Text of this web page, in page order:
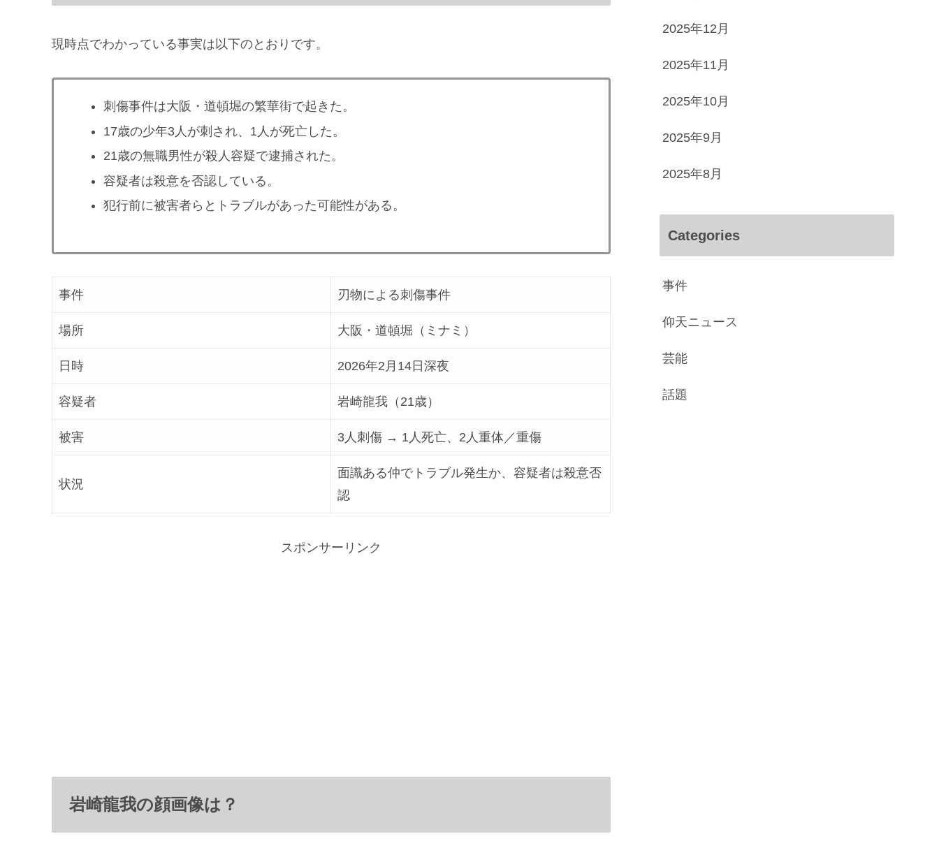
現時点でわかっている事実は以下のとおりです。
刺傷事件は大阪・道頓堀の繁華街で起きた。
17歳の少年3人が刺され、1人が死亡した。
21歳の無職男性が殺人容疑で逮捕された。
容疑者は殺意を否認している。
犯行前に被害者らとトラブルがあった可能性がある。
事件 刃物による刺傷事件
場所 大阪・道頓堀（ミナミ）
日時 2026年2月14日深夜
容疑者 岩崎龍我（21歳）
被害 3人刺傷 → 1人死亡、2人重体／重傷
状況
面識ある仲でトラブル発生か、容疑者は殺意否
認
スポンサーリンク
岩崎龍我の顔画像は？
2025年12月
2025年11月
2025年10月
2025年9月
2025年8月
Categories
事件
仰天ニュース
芸能
話題